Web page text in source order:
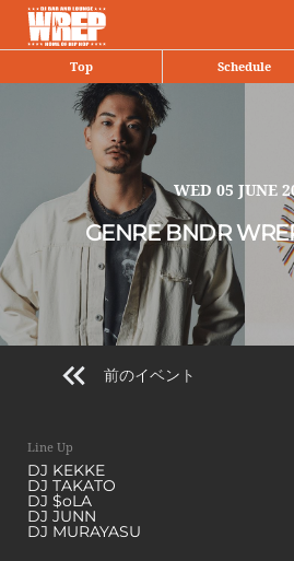
Top Schedule
Share
WED 05 JUNE
GENRE BNDR
前のイベント
Line Up
DJ KEKKE
DJ TAKATO
DJ $oLA
DJ JUNN
DJ MURAYASU